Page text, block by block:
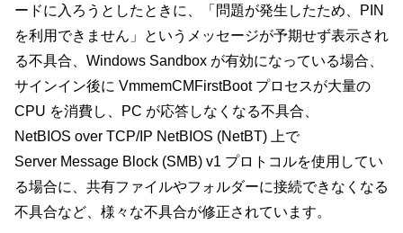
ードに入ろうとしたときに、「問題が発生したため、PIN
を利用できません」というメッセージが予期せず表示され
る不具合、Windows Sandbox が有効になっている場合、
サインイン後に VmmemCMFirstBoot プロセスが大量の
CPU を消費し、PC が応答しなくなる不具合、
NetBIOS over TCP/IP NetBIOS (NetBT) 上で
Server Message Block (SMB) v1 プロトコルを使用してい
る場合に、共有ファイルやフォルダーに接続できなくなる
不具合など、様々な不具合が修正されています。